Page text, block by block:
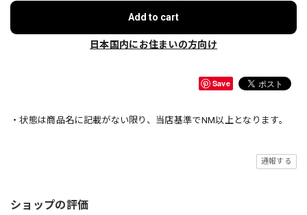
Add to cart
日本国内にお住まいの方向け
Save
・状態は商品名に記載がない限り、当店基準でNM以上となります。
通報する
ショップの評価